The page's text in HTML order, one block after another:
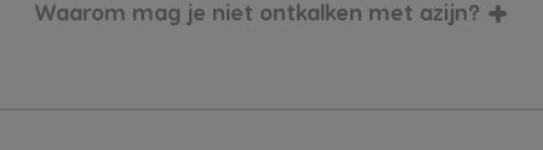
Waarom mag je niet ontkalken met azijn?